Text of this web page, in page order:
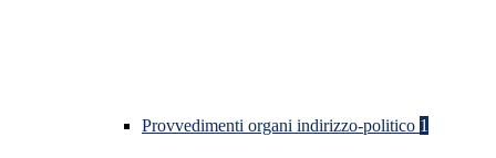
Provvedimenti organi indirizzo-politico 1